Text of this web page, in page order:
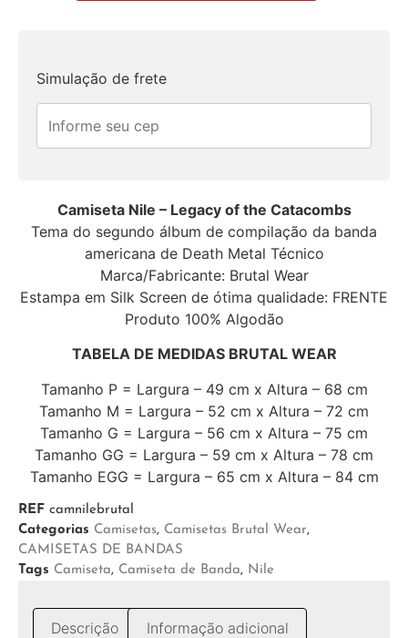
Simulação de frete
Camiseta Nile – Legacy of the Catacombs
Tema do segundo álbum de compilação da banda
americana de Death Metal Técnico
Marca/Fabricante: Brutal Wear
Estampa em Silk Screen de ótima qualidade: FRENTE
Produto 100% Algodão
TABELA DE MEDIDAS BRUTAL WEAR
Tamanho P = Largura – 49 cm x Altura – 68 cm
Tamanho M = Largura – 52 cm x Altura – 72 cm
Tamanho G = Largura – 56 cm x Altura – 75 cm
Tamanho GG = Largura – 59 cm x Altura – 78 cm
Tamanho EGG = Largura – 65 cm x Altura – 84 cm
REF camnilebrutal
Categorias Camisetas, Camisetas Brutal Wear,
CAMISETAS DE BANDAS
Tags Camiseta, Camiseta de Banda, Nile
Descrição Informação adicional